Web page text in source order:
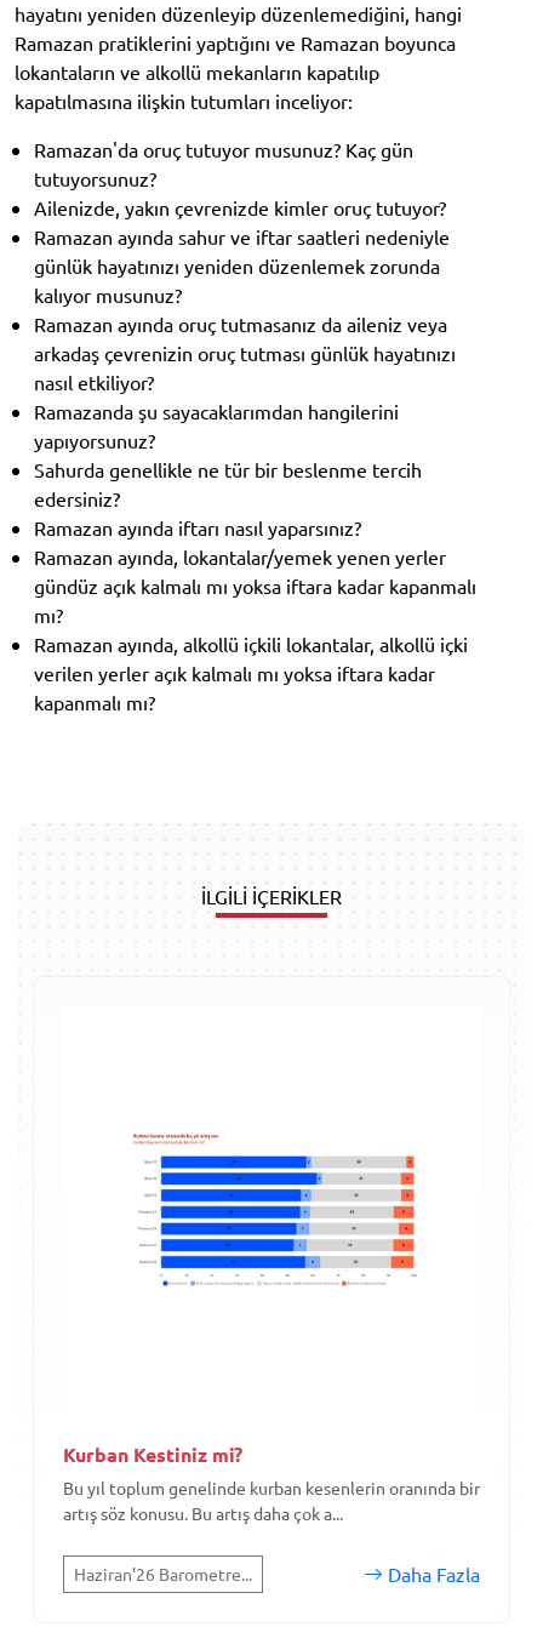
hayatını yeniden düzenleyip düzenlemediğini, hangi
Ramazan pratiklerini yaptığını ve Ramazan boyunca
lokantaların ve alkollü mekanların kapatılıp
kapatılmasına ilişkin tutumları inceliyor:
Ramazan'da oruç tutuyor musunuz? Kaç gün
tutuyorsunuz?
Ailenizde, yakın çevrenizde kimler oruç tutuyor?
Ramazan ayında sahur ve iftar saatleri nedeniyle
günlük hayatınızı yeniden düzenlemek zorunda
kalıyor musunuz?
Ramazan ayında oruç tutmasanız da aileniz veya
arkadaş çevrenizin oruç tutması günlük hayatınızı
nasıl etkiliyor?
Ramazanda şu sayacaklarımdan hangilerini
yapıyorsunuz?
Sahurda genellikle ne tür bir beslenme tercih
edersiniz?
Ramazan ayında iftarı nasıl yaparsınız?
Ramazan ayında, lokantalar/yemek yenen yerler
gündüz açık kalmalı mı yoksa iftara kadar kapanmalı
mı?
Ramazan ayında, alkollü içkili lokantalar, alkollü içki
verilen yerler açık kalmalı mı yoksa iftara kadar
kapanmalı mı?
İLGİLİ İÇERİKLER
Kurban Kestiniz mi?
Bu yıl toplum genelinde kurban kesenlerin oranında bir
artış söz konusu. Bu artış daha çok a...
Haziran'26 Barometre... Daha Fazla